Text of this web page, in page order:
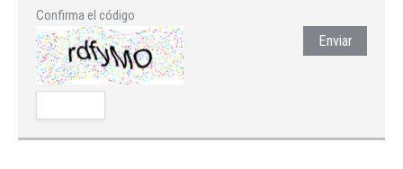
Confirma el código
Enviar